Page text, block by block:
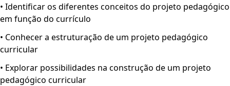
• Identificar os diferentes conceitos do projeto pedagógico
em função do currículo
• Conhecer a estruturação de um projeto pedagógico
curricular
• Explorar possibilidades na construção de um projeto
pedagógico curricular